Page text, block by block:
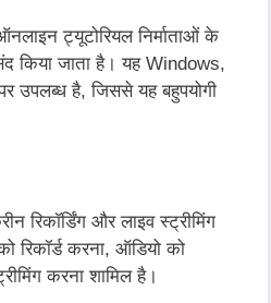
ट्यूटोरियल निर्माताओं के
किया जाता है। यहWindows,
उपलब्ध है,जिससे यह बहुपयोगी
रिकॉर्डिंग और लाइव स्ट्रीमिंग
रिकॉर्ड करना, ऑडियो को
करना शामिल है।